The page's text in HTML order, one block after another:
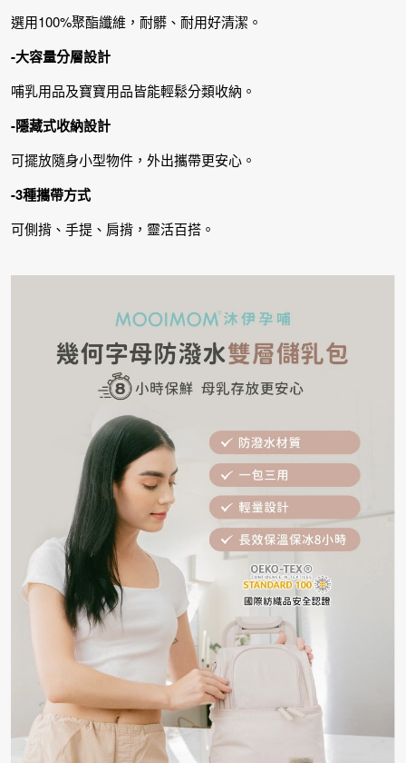
選用100%聚酯纖維，耐髒、耐用好清潔。
-大容量分層設計
哺乳用品及寶寶用品皆能輕鬆分類收納。
-隱藏式收納設計
可擺放隨身小型物件，外出攜帶更安心。
-3種攜帶方式
可側揹、手提、肩揹，靈活百搭。